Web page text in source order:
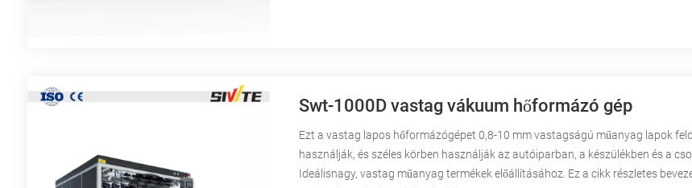
Swt-1000D vastag vákuum hőformázó gép
Ezt a vastag lapos hőformázógépet 0,8-10 mm vastagságú műanyag lapok
használják, és széles körben használják az autóiparban, a készülékben és a
Ideálisnagy, vastag műanyag termékek előállításához. Ez a cikk részletes